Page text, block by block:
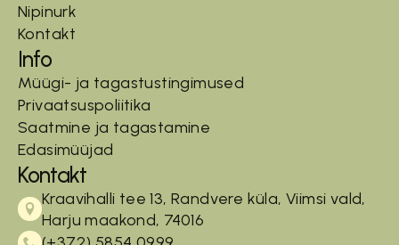
Nipinurk
Kontakt
Info
Müügi- ja tagastustingimused
Privaatsuspoliitika
Saatmine ja tagastamine
Edasimüüjad
Kontakt
Kraavihalli tee 13, Randvere küla, Viimsi vald,
Harju maakond, 74016